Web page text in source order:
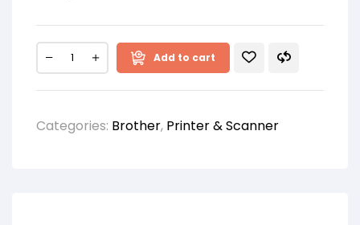
Add to cart
Categories: Brother, Printer & Scanner